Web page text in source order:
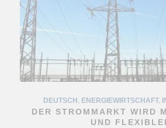
DEUTSCH , ENERGIEWIRTSCHAFT,
DER STROMMARKT WIRD
UND
DEUTSCH,ENERGIEWIRTSCHAFT ,
TIEFENLAGERREGION
MÜHLEBERG: JUNGE